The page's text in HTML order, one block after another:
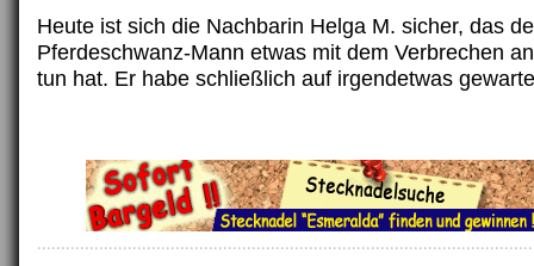
Heute ist sich die Nachbarin Helga M. sicher, das
Pferdeschwanz-Mann etwas mit dem Verbrechen
tun hat. Er habe schließlich auf irgendetwas